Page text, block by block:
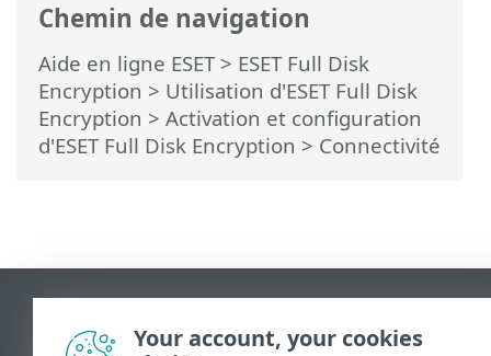
Chemin de navigation
Aide en ligne ESET> ESET Full Disk
Encryption > Utilisation d'ESET Full Disk
Encryption > Activation et configuration
d'ESET Full Disk Encryption > Connectivité
End of Life Your account, your cookies